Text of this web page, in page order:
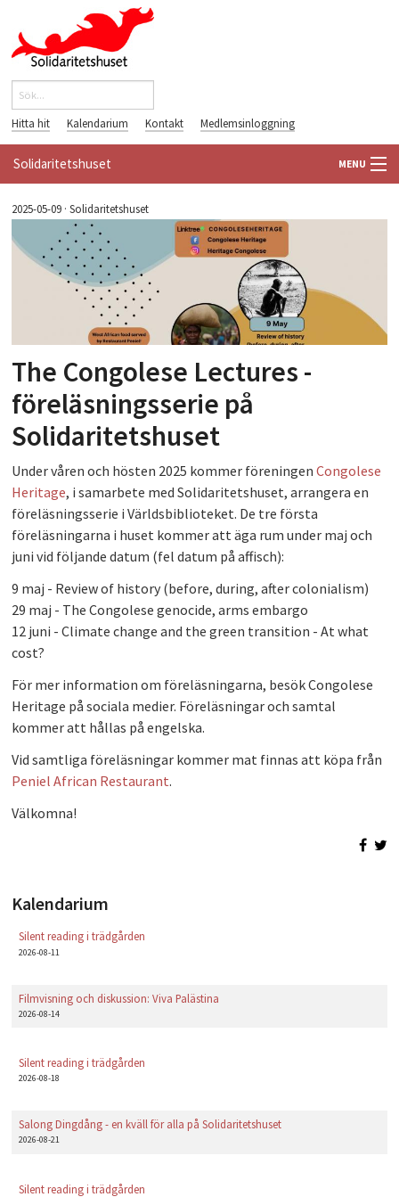
Hoppa till huvudinnehåll
Sökformulär
Hitta hit Kalendarium Kontakt Medlemsinloggning
Solidaritetshuset MENU
HEM
OM OSS
FÖRENINGAR
VÄRLDSBIBLIOTEKET
PÅ GÅNG
2025-05-09 ·Solidaritetshuset
The Congolese Lectures -
föreläsningsserie på
Solidaritetshuset
Under våren och hösten 2025 kommer föreningenCongolese
Heritage, i samarbete med Solidaritetshuset, arrangera en
föreläsningsserie i Världsbiblioteket. De tre första
föreläsningarna i huset kommer att äga rum under maj och
juni vid följande datum (fel datum på affisch):
9 maj - Review of history (before, during, after colonialism)
29 maj - The Congolese genocide, arms embargo
12 juni - Climate change and the green transition - At what
cost?
För mer information om föreläsningarna, besök Congolese
Heritage på sociala medier. Föreläsningar och samtal
kommer att hållas på engelska.
Vid samtliga föreläsningar kommer mat finnas att köpa från
Peniel African Restaurant.
Välkomna!
Kalendarium
Silent reading i trädgården
2026-08-11
Filmvisning och diskussion: Viva Palästina
2026-08-14
Silent reading i trädgården
2026-08-18
Salong Dingdång - en kväll för alla på Solidaritetshuset
2026-08-21
Silent reading i trädgården